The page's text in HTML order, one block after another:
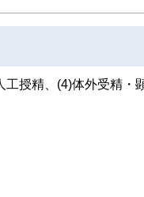
授精、(4)体外受精・